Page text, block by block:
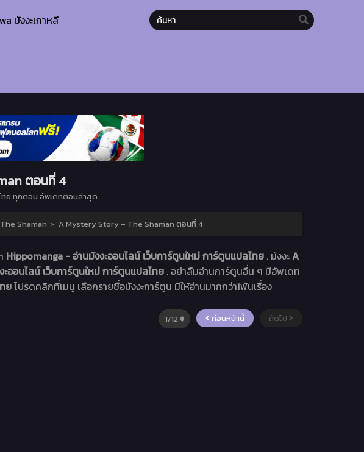
มังงะเกาหลี
ตอนที่ 4
ทย ทุกตอน อัพเดทตอนล่าสุด
Shaman › A Mystery Story – The Shaman ตอนที่ 4
Hippomanga - อ่านมังงะออนไลน์ เว็บการ์ตูนใหม่ การ์ตูนแปลไทย . มังงะA
ออนไลน์ เว็บการ์ตูนใหม่ การ์ตูนแปลไทย . อย่าลืมอ่านการ์ตูนอื่น ๆ มีอัพเดท
ยโปรดคลิกที่เมนู เลือกรายชื่อมังงะการ์ตูน มีให้อ่านมากกว่า1พันเรื่อง
ก่อนหน้านี้ ถัดไป